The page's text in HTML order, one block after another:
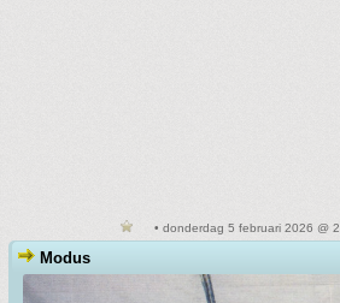
• donderdag 5 februari 2026 @
Modus